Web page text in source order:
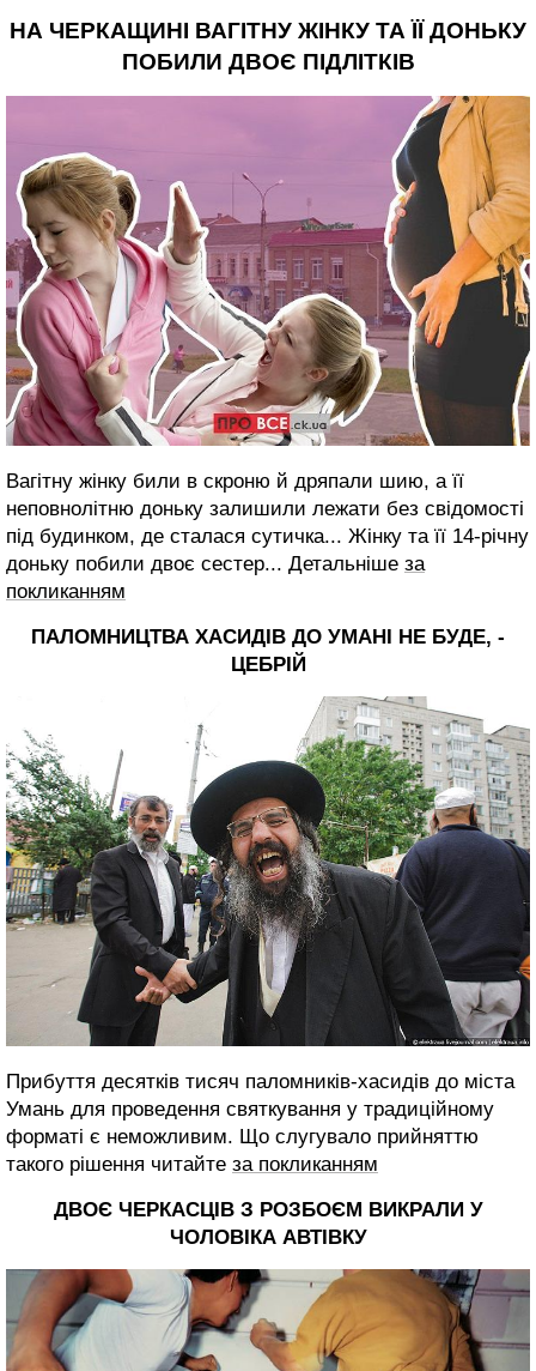
НА ЧЕРКАЩИНІ ВАГІТНУ ЖІНКУ ТА ЇЇ ДОНЬКУ
ПОБИЛИ ДВОЄ ПІДЛІТКІВ
Вагітну жінку били в скроню й дряпали шию, а її
неповнолітню доньку залишили лежати без свідомості
під будинком, де сталася сутичка... Жінку та її 14-річну
доньку побили двоє сестер... Детальніше за
покликанням
ПАЛОМНИЦТВА ХАСИДІВ ДО УМАНІ НЕ БУДЕ, -
ЦЕБРІЙ
Прибуття десятків тисяч паломників-хасидів до міста
Умань для проведення святкування у традиційному
форматі є неможливим. Що слугувало прийняттю
такого рішення читайте за покликанням
ДВОЄ ЧЕРКАСЦІВ З РОЗБОЄМ ВИКРАЛИ У
ЧОЛОВІКА АВТІВКУ